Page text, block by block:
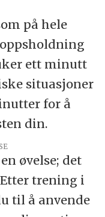
på hele
ett minutt
situasjoner
for å
din.
øvelse; det
trening i
til å anvende